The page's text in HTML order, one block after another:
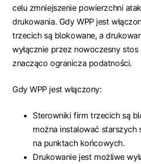
celu zmniejszenie powierzchni
drukowania. Gdy WPP jest
trzecich są blokowane, a
wyłącznie przez nowoczesny
znacząco ogranicza podatności.
Gdy WPP jest włączony:
Sterowniki firm trzecich są
można instalować
na punktach końcowych.
Drukowanie jest możliwe